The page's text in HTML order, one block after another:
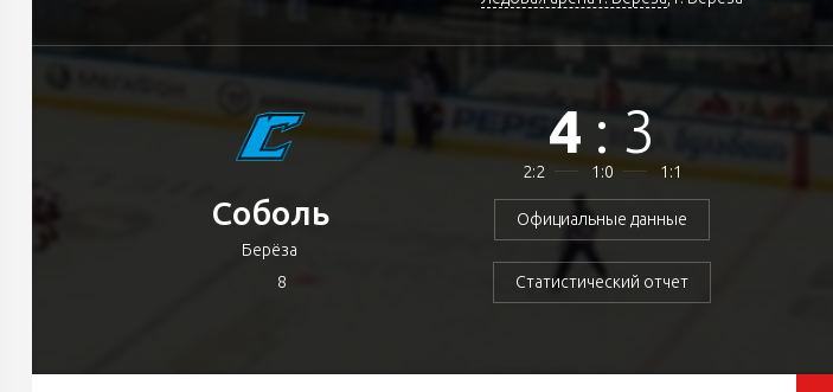
Соболь
Берёза
8
4 :3
2:2 1:0 1:1
Официальные данные
Статистический отчет